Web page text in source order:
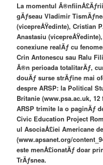
La momentul
gÄƒseau Vladimir
(vicepreÅŸedinte), Cristian
Anastasiu
conexiune realÄƒ cu
Crin Antonescu sau Ralu
Ã®n perioada totalitarÄƒ,
douÄƒ surse strÄƒine mai
despre ARSP: la Political
Britanie (www.psa.ac.uk,
ARSP trimite la o paginÄƒ
Civic Education Project
ul AsociaÅ£iei Americane
(www.apsanet.org/
este menÅ£ionatÄƒ doar
TrÄƒsnea.